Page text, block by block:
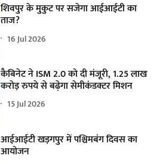
शिवपुर के मुकुट पर सजेगा आईआईटी का
ताज?
16 Jul 2026
कैबिनेट ने ISM 2.0 को दी मंजूरी, 1.25 लाख
करोड़ रुपये से बढ़ेगा सेमीकंडक्टर मिशन
15 Jul 2026
आईआईटी खड़गपुर में पश्चिमबंग दिवस का
आयोजन